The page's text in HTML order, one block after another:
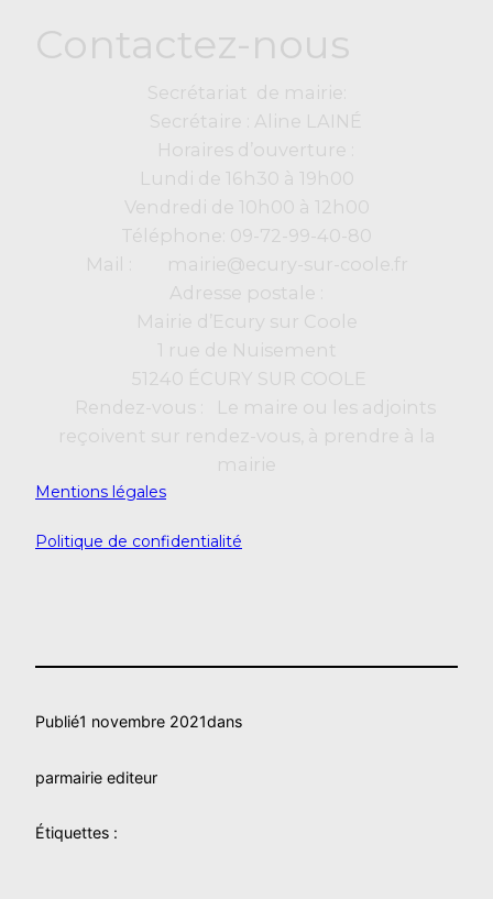
Contactez-nous
Secrétariat de mairie:
Secrétaire : Aline LAINÉ
Horaires d’ouverture :
Lundi de 16h30 à 19h00
Vendredi de 10h00 à 12h00
Téléphone: 09-72-99-40-80
Mail : mairie@ecury-sur-coole.fr
Adresse postale :
Mairie d’Ecury sur Coole
1 rue de Nuisement
51240 ÉCURY SUR COOLE
Rendez-vous : Le maire ou les adjoints
reçoivent sur rendez-vous, à prendre à la
mairie
Mentions légales
Politique de confidentialité
Publié1 novembre 2021dans
parmairie editeur
Étiquettes :